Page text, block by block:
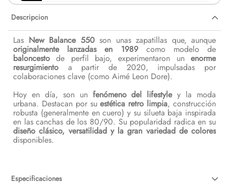
Descripcion
Las New Balance 550son unas zapatillas que, aunque
originalmente lanzadas en 1989como modelo de
baloncesto de perfil bajo, experimentaron un enorme
resurgimiento a partir de 2020, impulsadas por
colaboraciones clave (como Aimé Leon Dore).
Hoy en día, son un fenómeno del lifestyley la moda
urbana. Destacan por suestética retro limpia, construcción
robusta (generalmente en cuero) y su silueta baja inspirada
en las canchas de los 80/90. Su popularidad radica en su
diseño clásico, versatilidad y la gran variedad de colores
disponibles.
Especificaciones